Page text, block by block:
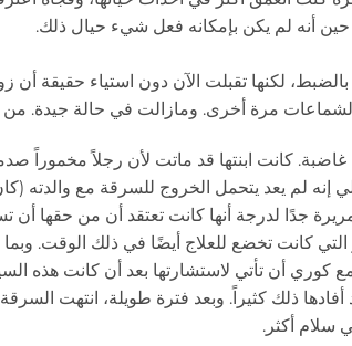
حين أنه لم يكن بإمكانه فعل شيء حيال ذلك.
لكنها تقبلت الآن دون استياء حقيقة أن
الشماعات مرة أخرى. ومازالت في حالة جيدة.
كانت ابنتها قد ماتت لأن رجلاً مخموراً
إنه لم يعد يتحمل الخروج للسرقة مع والدته
جدًا لدرجة أنها كانت تعتقد أن من حقها أن
التي كانت تخضع للعلاج أيضًا في ذلك الوقت.
كوري أن تأتي لاستشارتها بعد أن كانت هذه
أفادها ذلك كثيراً. وبعد فترة طويلة، انتهت
سلام أكثر.